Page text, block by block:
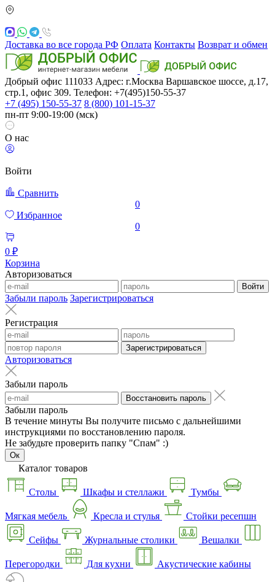
Доставка во все города РФ Оплата Контакты Возврат и обмен
Добрый офис 111033 Адрес: г.Москва Варшавское шоссе, д.17,
стр.1, офис 309. Телефон: +7(495)150-55-37
+7 (495) 150-55-37 8 (800) 101-15-37
пн-пт 9:00-19:00 (мск)
О нас
Войти
Сравнить
0
Избранное
0
0 ₽
Корзина
Авторизоваться
Войти
Забыли пароль Зарегистрироваться
Регистрация
Зарегистрироваться
Авторизоваться
Забыли пароль
Восстановить пароль
Забыли пароль
В течение минуты Вы получите письмо с дальнейшими
инструкциями по восстановлению пароля.
Не забудьте проверить папку "Спам" :)
Ок
Каталог товаров
Столы Шкафы и стеллажи Тумбы
Мягкая мебель Кресла и стулья Стойки ресепшн
Сейфы Журнальные столики Вешалки
Перегородки Для кухни Акустические кабины